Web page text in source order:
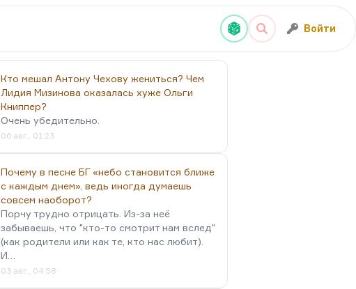
Войти
Кто мешал Антону Чехову жениться? Чем
Лидия Мизинова оказалась хуже Ольги
Книппер?
Очень убедительно.
06 авг., 01:23
Почему в песне БГ «небо становится ближе
с каждым днем», ведь иногда думаешь
совсем наоборот?
Порчу трудно отрицать. Из-за неё
забываешь, что "кто-то смотрит нам вслед"
(как родители или как те, кто нас любит).
И…
03 авг., 04:58